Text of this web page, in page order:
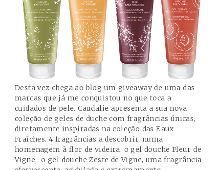
Desta vez chega ao blog um giveaway de uma das
marcas que já me conquistou no que toca a
cuidados de pele.Caudalie apresenta a sua nova
coleção de geles de duche com fragrâncias únicas,
diretamente inspiradas na coleção das Eaux
Fraîches. 4 fragrâncias a descobrir, numa
homenagem à flor de videira, o gel douche Fleur de
Vigne, o gel doucheZeste de Vigne, uma fragrância